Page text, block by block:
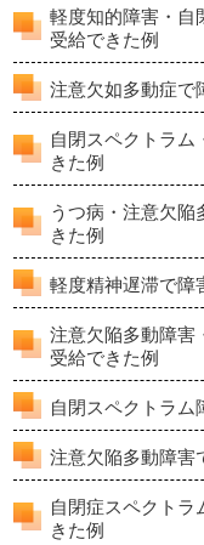
軽度知的障害・自
受給できた例
注意欠如多動症で
自閉スペクトラム
きた例
うつ病・注意欠陥
きた例
軽度精神遅滞で障
注意欠陥多動障害
受給できた例
自閉スペクトラム
注意欠陥多動障害
自閉症スペクトラ
きた例